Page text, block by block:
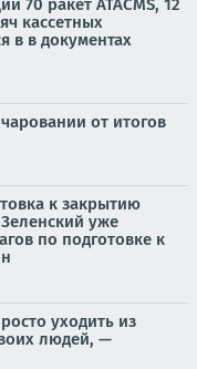
70 ракет ATACMS, 12
кассетных
в в документах
от итогов
к закрытию
уже
по подготовке к
уходить из
людей, —